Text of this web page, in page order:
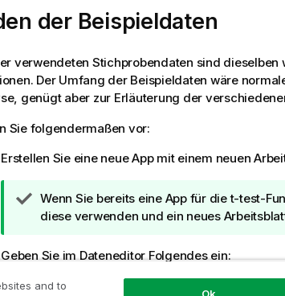
der Beispieldaten
verwendeten Stichprobendaten sind
Der Umfang der Beispieldaten wäre
genügt aber zur Erläuterung der
Sie folgendermaßen vor:
Erstellen Sie eine neue App mit einem neuen
T
i
p
i
Wenn Sie bereits eine App für diet-test-
diese verwenden und ein neues
Geben Sie im Dateneditor Folgendes ein:
and to